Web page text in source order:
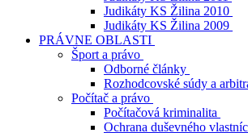
Judikáty KS Žilina 2010
Judikáty KS Žilina 2009
PRÁVNE OBLASTI
Šport a právo
Odborné články
Rozhodcovské súdy a
Počítač a právo
Počítačová kriminalita
Ochrana duševného